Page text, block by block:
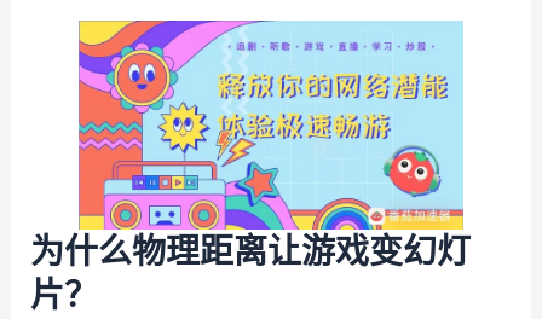
为什么物理距离让游戏变幻灯
片？